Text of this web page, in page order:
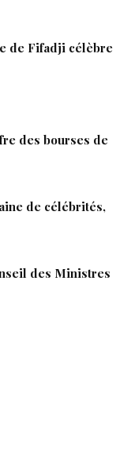
de Fifadji célèbre
des bourses de
de célébrités,
des Ministres